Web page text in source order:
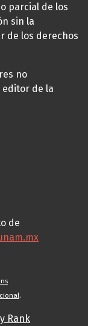
parcial de los
sin la
de los derechos
no
de la
de
.